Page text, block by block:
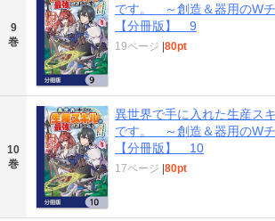
9
巻
です。 ～創造＆器用のW
【分冊版】 9
19ページ |80pt
10
巻
異世界で手に入れた生産ス
です。 ～創造＆器用のW
【分冊版】 10
17ページ |80pt